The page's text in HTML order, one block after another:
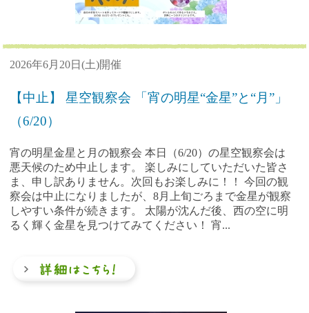
2026年6月20日(土)開催
【中止】 星空観察会 「宵の明星“金星”と“月”」
（6/20）
宵の明星金星と月の観察会 本日（6/20）の星空観察会は
悪天候のため中止します。 楽しみにしていただいた皆さ
ま、申し訳ありません。次回もお楽しみに！！ 今回の観
察会は中止になりましたが、8月上旬ごろまで金星が観察
しやすい条件が続きます。 太陽が沈んだ後、西の空に明
るく輝く金星を見つけてみてください！ 宵...